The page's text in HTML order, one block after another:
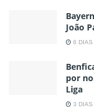
João
6 DIAS
por
Liga
3 DIAS